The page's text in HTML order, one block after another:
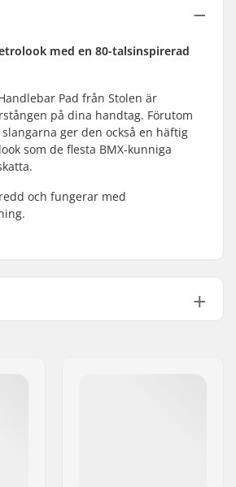
med en 80-talsinspirerad
Pad från Stolen är
på dina handtag. Förutom
ger den också en häftig
som de flesta BMX-kunniga
och fungerar med